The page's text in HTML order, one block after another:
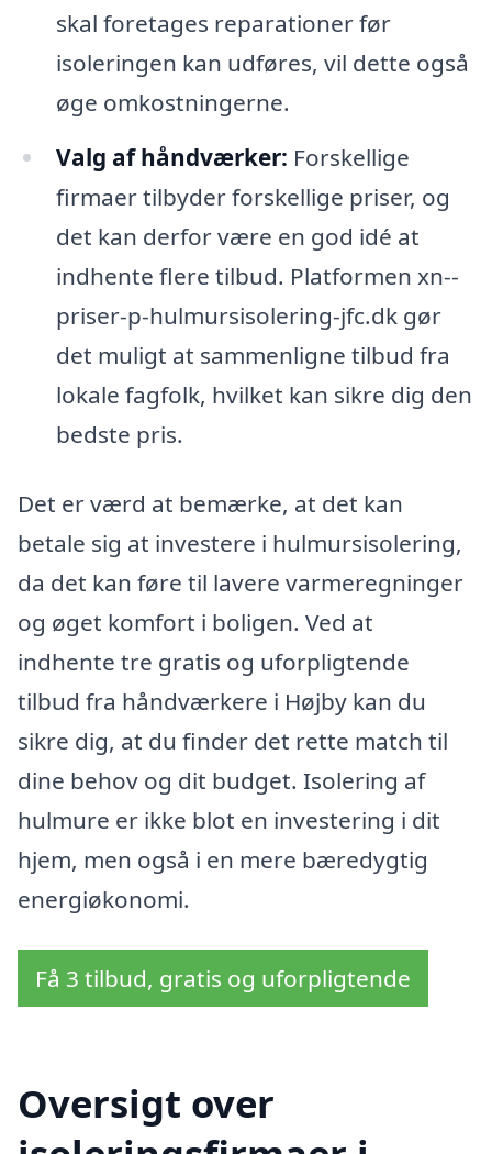
skal foretages reparationer før
isoleringen kan udføres, vil dette også
øge omkostningerne.
Valg af håndværker: Forskellige
firmaer tilbyder forskellige priser, og
det kan derfor være en god idé at
indhente flere tilbud. Platformen xn--
priser-p-hulmursisolering-jfc.dk gør
det muligt at sammenligne tilbud fra
lokale fagfolk, hvilket kan sikre dig den
bedste pris.
Det er værd at bemærke, at det kan
betale sig at investere i hulmursisolering,
da det kan føre til lavere varmeregninger
og øget komfort i boligen. Ved at
indhente tre gratis og uforpligtende
tilbud fra håndværkere i Højby kan du
sikre dig, at du finder det rette match til
dine behov og dit budget. Isolering af
hulmure er ikke blot en investering i dit
hjem, men også i en mere bæredygtig
energiøkonomi.
Få 3 tilbud, gratis og uforpligtende
Oversigt over